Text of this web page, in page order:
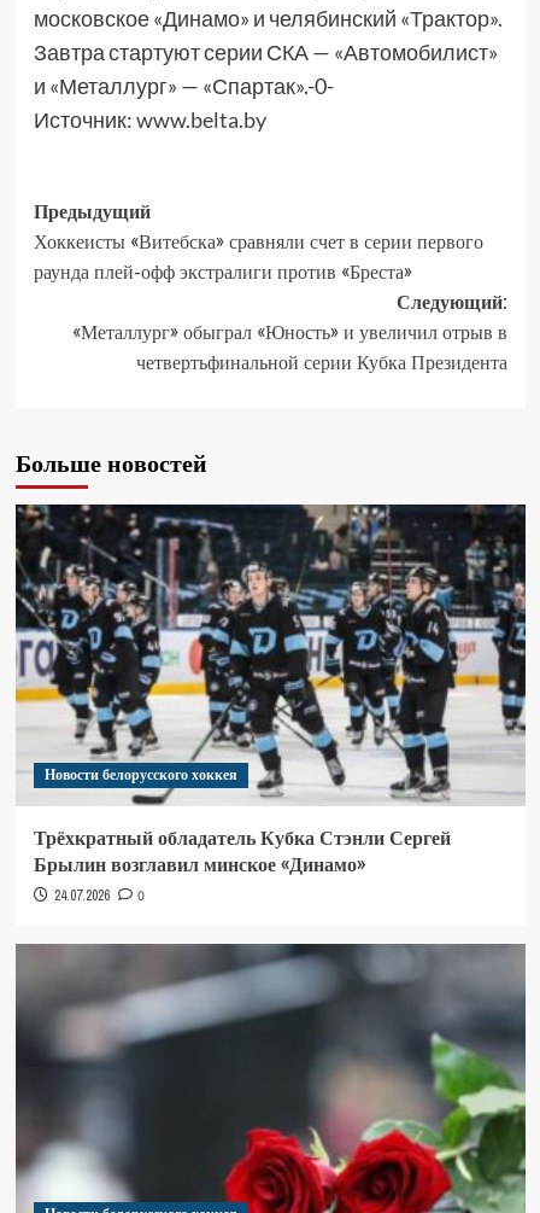
московское «Динамо» и челябинский «Трактор».
Завтра стартуют серии СКА — «Автомобилист»
и «Металлург» — «Спартак».-0-
Источник:www.belta.by
Предыдущий
Хоккеисты «Витебска» сравняли счет в серии первого
раунда плей-офф экстралиги против «Бреста»
Следующий:
«Металлург» обыграл «Юность» и увеличил отрыв в
четвертьфинальной серии Кубка Президента
Больше новостей
Новости белорусского хоккея
Трёхкратный обладатель Кубка Стэнли Сергей
Брылин возглавил минское «Динамо»
24.07.2026 0